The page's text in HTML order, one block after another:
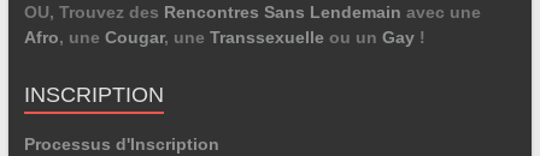
OU, Trouvez des Rencontres Sans Lendemain avec une
Afro, une Cougar, une Transsexuelle ou un Gay!
INSCRIPTION
Processus d'Inscription